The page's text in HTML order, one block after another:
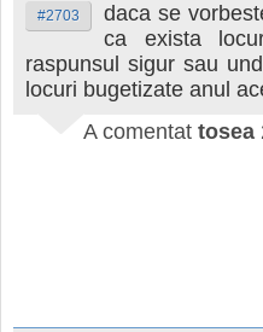
#2703
daca se
ca exista
raspunsul sigur sau
locuri bugetizate anul
A comentat tosea